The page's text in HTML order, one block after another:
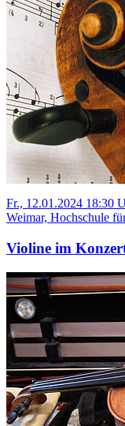
Fr., 12.01.2024 18:30
Weimar, Hochschule
Violine im